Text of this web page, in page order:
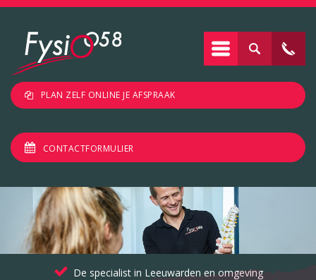
PLAN ZELF ONLINE JE AFSPRAAK
CONTACTFORMULIER
De specialist in Leeuwarden en omgeving